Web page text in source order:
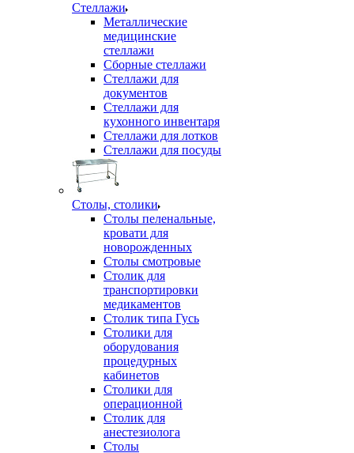
Стеллажи
Металлические
медицинские
стеллажи
Сборные стеллажи
Стеллажи для
документов
Стеллажи для
кухонного инвентаря
Стеллажи для лотков
Стеллажи для посуды
Столы, столики
Столы пеленальные,
кровати для
новорожденных
Столы смотровые
Столик для
транспортировки
медикаментов
Столик типа Гусь
Столики для
оборудования
процедурных
кабинетов
Столики для
операционной
Столик для
анестезиолога
Столы